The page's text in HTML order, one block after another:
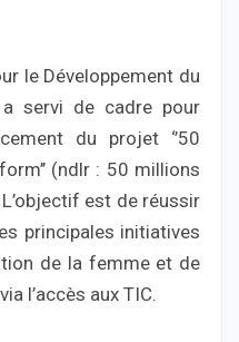
le Développement du
a servi de cadre pour
du projet ‘’50
(ndlr : 50 millions
est de réussir
principales initiatives
de la femme et de
l’accès aux TIC.